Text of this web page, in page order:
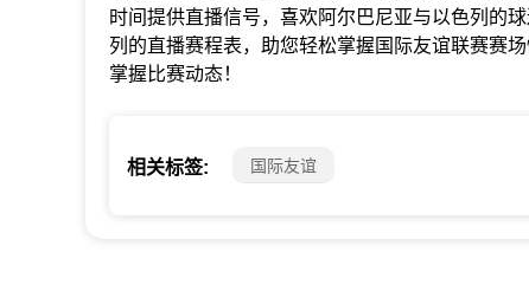
时间提供直播信号，喜欢阿尔巴尼亚与以色列的
列的直播赛程表，助您轻松掌握国际友谊联赛赛
掌握比赛动态！
相关标签: 国际友谊